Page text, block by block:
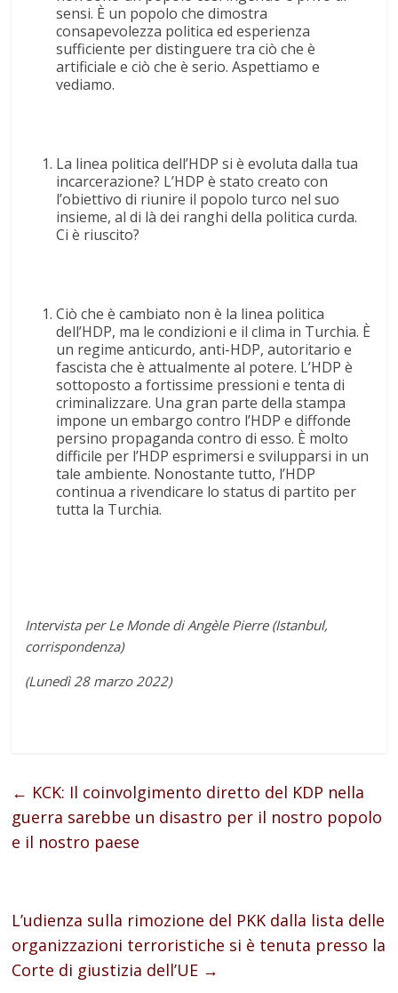
sensi. È un popolo che dimostra
consapevolezza politica ed esperienza
sufficiente per distinguere tra ciò che è
artificiale e ciò che è serio. Aspettiamo e
vediamo.
La linea politica dell’HDP si è evoluta dalla tua
incarcerazione? L’HDP è stato creato con
l’obiettivo di riunire il popolo turco nel suo
insieme, al di là dei ranghi della politica curda.
Ci è riuscito?
Ciò che è cambiato non è la linea politica
dell’HDP, ma le condizioni e il clima in Turchia. È
un regime anticurdo, anti-HDP, autoritario e
fascista che è attualmente al potere. L’HDP è
sottoposto a fortissime pressioni e tenta di
criminalizzare. Una gran parte della stampa
impone un embargo contro l’HDP e diffonde
persino propaganda contro di esso. È molto
difficile per l’HDP esprimersi e svilupparsi in un
tale ambiente. Nonostante tutto, l’HDP
continua a rivendicare lo status di partito per
tutta la Turchia.
Intervista per Le Monde di Angèle Pierre (Istanbul,
corrispondenza)
(Lunedì 28 marzo 2022)
← KCK: Il coinvolgimento diretto del KDP nella
guerra sarebbe un disastro per il nostro popolo
e il nostro paese
L’udienza sulla rimozione del PKK dalla lista delle
organizzazioni terroristiche si è tenuta presso la
Corte di giustizia dell’UE →